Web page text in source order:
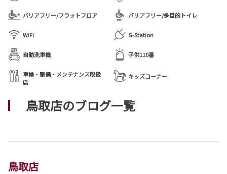
バリアフリー/フラットフロア バリアフリー/多目的トイレ
WiFi G-Station
自動洗車機 子供110番
車検・整備・メンテナンス取扱
店
キッズコーナー
鳥取店のブログ一覧
鳥取店